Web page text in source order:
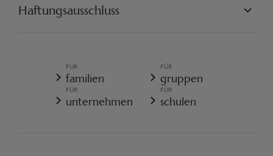
UNSERE PROJEKTE
ENGAGIEREN SIE SICH
Haftungsausschluss
REISERÜCKTRITTSVERSICHERUNG
COOKIE-RICHTLINIE
WIDERRUFSFORMULAR
FÜR
familien
FÜR
gruppen
FÜR
unternehmen
FÜR
schulen